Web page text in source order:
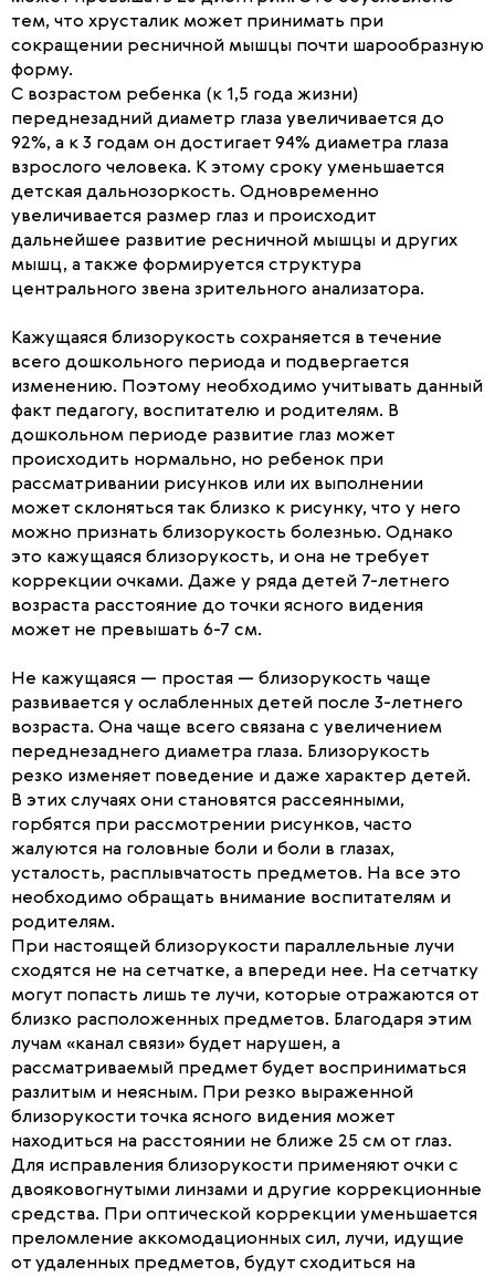
тем, что хрусталик может принимать при
сокращении ресничной мышцы почти шарообразную
форму.
С возрастом ребенка (к 1,5 года жизни)
переднезадний диаметр глаза увеличивается до
92%, а к 3 годам он достигает 94% диаметра глаза
взрослого человека. К этому сроку уменьшается
детская дальнозоркость. Одновременно
увеличивается размер глаз и происходит
дальнейшее развитие ресничной мышцы и других
мышц, а также формируется структура
центрального звена зрительного анализатора.
Кажущаяся близорукость сохраняется в течение
всего дошкольного периода и подвергается
изменению. Поэтому необходимо учитывать данный
факт педагогу, воспитателю и родителям. В
дошкольном периоде развитие глаз может
происходить нормально, но ребенок при
рассматривании рисунков или их выполнении
может склоняться так близко к рисунку, что у него
можно признать близорукость болезнью. Однако
это кажущаяся близорукость, и она не требует
коррекции очками. Даже у ряда детей 7-летнего
возраста расстояние до точки ясного видения
может не превышать 6-7 см.
Не кажущаяся — простая — близорукость чаще
развивается у ослабленных детей после 3-летнего
возраста. Она чаще всего связана с увеличением
переднезаднего диаметра глаза. Близорукость
резко изменяет поведение и даже характер детей.
В этих случаях они становятся рассеянными,
горбятся при рассмотрении рисунков, часто
жалуются на головные боли и боли в глазах,
усталость, расплывчатость предметов. На все это
необходимо обращать внимание воспитателям и
родителям.
При настоящей близорукости параллельные лучи
сходятся не на сетчатке, а впереди нее. На сетчатку
могут попасть лишь те лучи, которые отражаются от
близко расположенных предметов. Благодаря этим
лучам «канал связи» будет нарушен, а
рассматриваемый предмет будет восприниматься
разлитым и неясным. При резко выраженной
близорукости точка ясного видения может
находиться на расстоянии не ближе 25 см от глаз.
Для исправления близорукости применяют очки с
двояковогнутыми линзами и другие коррекционные
средства. При оптической коррекции уменьшается
преломление аккомодационных сил, лучи, идущие
от удаленных предметов, будут сходиться на